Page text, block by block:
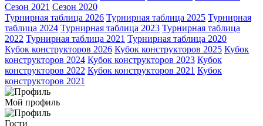
Сезон 2021 Сезон 2020
Турнирная таблица 2026 Турнирная таблица 2025 Турнирная
таблица 2024 Турнирная таблица 2023 Турнирная таблица
2022 Турнирная таблица 2021 Турнирная таблица 2020
Кубок конструкторов 2026 Кубок конструкторов 2025 Кубок
конструкторов 2024 Кубок конструкторов 2023 Кубок
конструкторов 2022 Кубок конструкторов 2021 Кубок
конструкторов 2021
Мой профиль
Гости